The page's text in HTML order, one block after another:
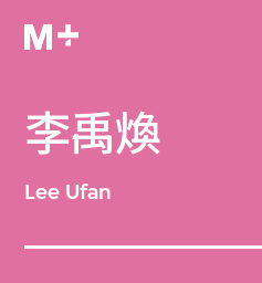
李禹煥
Lee Ufan